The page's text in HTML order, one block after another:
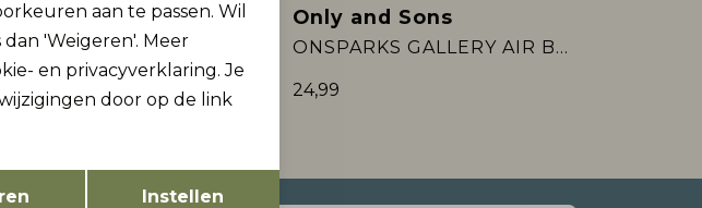
and Sons Nieuw
Only and Sons
ONSPARKS GALLERY AIR BOXY SS TEE NO:
24,99
Opslaan
aan te passen. Wil
'Weigeren'. Meer
en privacyverklaring. Je
door op de link
Instellen